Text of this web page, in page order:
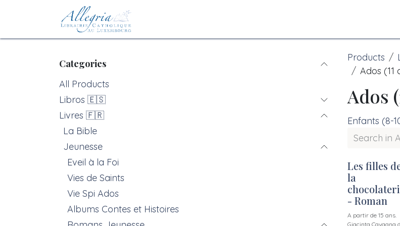
Categories
All Products
Libros 🇪🇸
Livres 🇫🇷
La Bible
Jeunesse
Eveil à la Foi
Vies de Saints
Vie Spi Ados
Albums Contes et Histoires
Products
Ados (11
Ados
Enfants (8-
New!
Les filles
la
- Roman
A partir de 15 ans.
Giacinta Cavagna